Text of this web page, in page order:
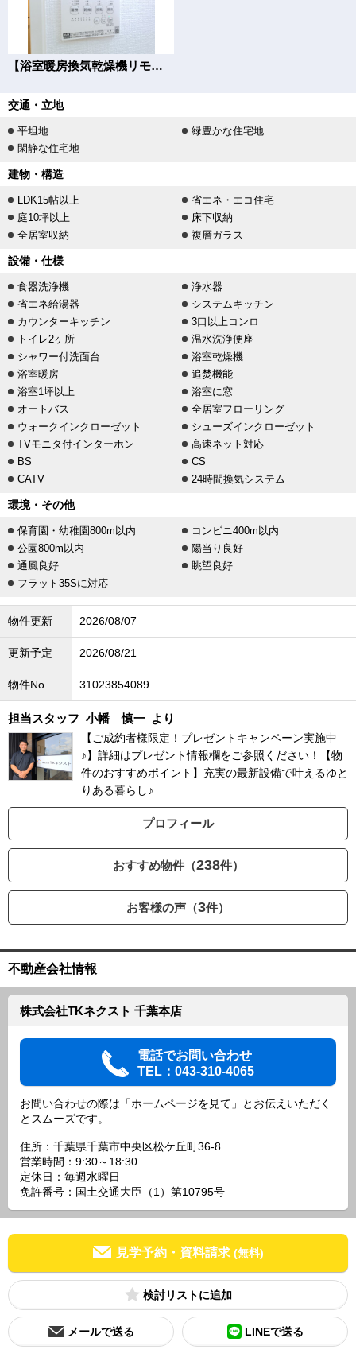
【浴室暖房換気乾燥機リモコン】
交通・立地
平坦地
緑豊かな住宅地
閑静な住宅地
建物・構造
LDK15帖以上
省エネ・エコ住宅
庭10坪以上
床下収納
全居室収納
複層ガラス
設備・仕様
食器洗浄機
浄水器
省エネ給湯器
システムキッチン
カウンターキッチン
3口以上コンロ
トイレ2ヶ所
温水洗浄便座
シャワー付洗面台
浴室乾燥機
浴室暖房
追焚機能
浴室1坪以上
浴室に窓
オートバス
全居室フローリング
ウォークインクローゼット
シューズインクローゼット
TVモニタ付インターホン
高速ネット対応
BS
CS
CATV
24時間換気システム
環境・その他
保育園・幼稚園800m以内
コンビニ400m以内
公園800m以内
陽当り良好
通風良好
眺望良好
フラット35Sに対応
物件更新 2026/08/07
更新予定 2026/08/21
物件No. 31023854089
担当スタッフ 小幡 慎一 より
【ご成約者様限定！プレゼントキャンペーン実施中
♪】詳細はプレゼント情報欄をご参照ください！【物
件のおすすめポイント】充実の最新設備で叶えるゆと
りある暮らし♪
プロフィール
おすすめ物件（238件）
お客様の声（3件）
不動産会社情報
株式会社TKネクスト 千葉本店
電話でお問い合わせ
TEL：043-310-4065
お問い合わせの際は「ホームページを見て」とお伝えいただく
とスムーズです。
住所：千葉県千葉市中央区松ケ丘町36-8
営業時間：9:30～18:30
定休日：毎週水曜日
免許番号：国土交通大臣（1）第10795号
見学予約・資料請求 (無料)
検討リスト
メールで送る LINEで送る